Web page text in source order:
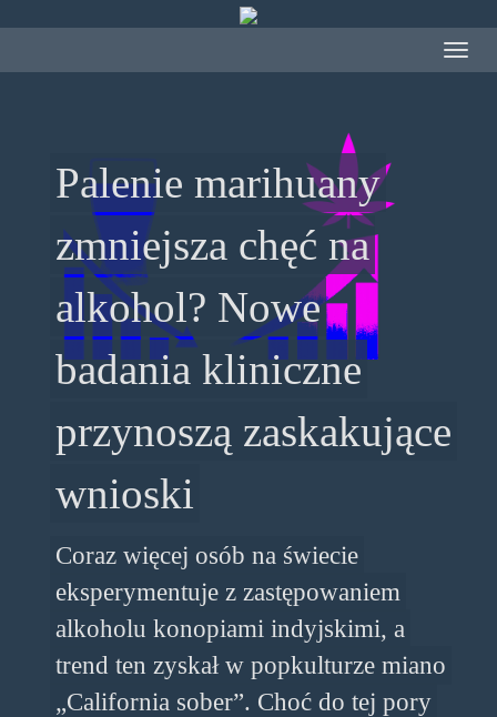
treści
Toggle
Palenie marihuany
zmniejsza chęć na
alkohol? Nowe
badania kliniczne
przynoszą zaskakujące
wnioski
Coraz więcej osób na świecie
eksperymentuje z zastępowaniem
alkoholu konopiami indyjskimi, a
trend ten zyskał w popkulturze miano
„California sober”. Choć do tej pory